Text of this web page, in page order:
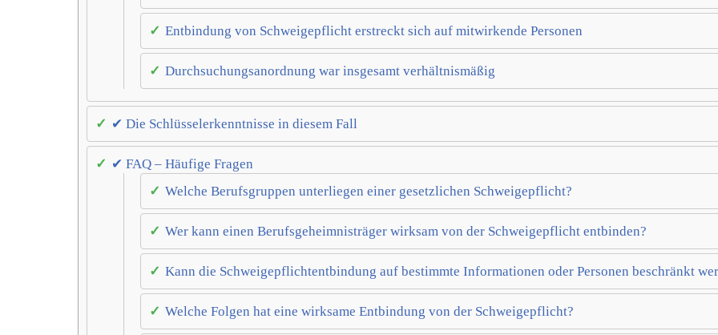
Entbindung von Schweigepflicht erstreckt sich auf mitwirkende Personen
Durchsuchungsanordnung war insgesamt verhältnismäßig
✔ Die Schlüsselerkenntnisse in diesem Fall
✔ FAQ – Häufige Fragen
Welche Berufsgruppen unterliegen einer gesetzlichen Schweigepflicht?
Wer kann einen Berufsgeheimnisträger wirksam von der Schweigepflicht entbinden?
Kann die Schweigepflichtentbindung auf bestimmte Informationen oder Personen beschränkt
Welche Folgen hat eine wirksame Entbindung von der Schweigepflicht?